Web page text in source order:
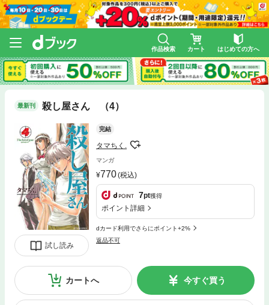
作品検索 カート はじめての方へ
最新刊 殺し屋さん （4）
試し読み
完結
タマちく.
マンガ
770(税込)
7pt獲得
ポイント詳細
dカード利用でさらにポイント+2%
返品不可
カートへ 今すぐ買う